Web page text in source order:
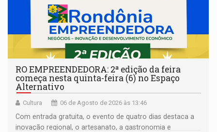
RO EMPREENDEDORA: 2ª edição da feira
começa nesta quinta-feira (6) no Espaço
Alternativo
Cultura 06 de Agosto de 2026 às 13:46
Com entrada gratuita, o evento de quatro dias destaca a
inovação regional, o artesanato, a gastronomia e